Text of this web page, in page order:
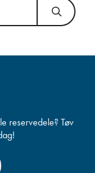
reservedele? Tøv